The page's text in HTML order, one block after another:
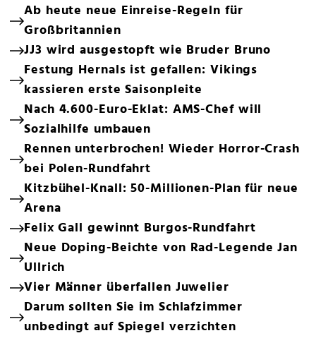
Ab heute neue Einreise-Regeln für
Großbritannien
JJ3 wird ausgestopft wie Bruder Bruno
Festung Hernals ist gefallen: Vikings
kassieren erste Saisonpleite
Nach 4.600-Euro-Eklat: AMS-Chef will
Sozialhilfe umbauen
Rennen unterbrochen! Wieder Horror-Crash
bei Polen-Rundfahrt
Kitzbühel-Knall: 50-Millionen-Plan für neue
Arena
Felix Gall gewinnt Burgos-Rundfahrt
Neue Doping-Beichte von Rad-Legende Jan
Ullrich
Vier Männer überfallen Juwelier
Darum sollten Sie im Schlafzimmer
unbedingt auf Spiegel verzichten